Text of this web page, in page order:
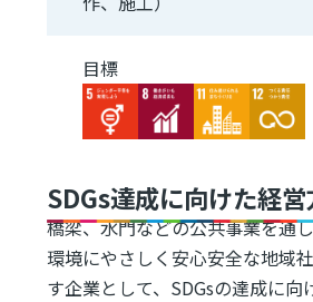
目標
Image Image Image Image
SDGs達成に向けた経
橋梁、水門などの公共事業を通
環境にやさしく安心安全な地域
す企業として、SDGsの達成に向